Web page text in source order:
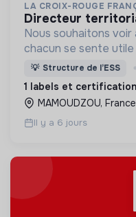
LA CROIX-ROUGE
directeur
Nous souhaitons
chacun se sente utile
nous proposons des
d’engagement
💡 Structure de l’ESS
1 labels et
MAMOUDZOU, France
Il y a 6 jours